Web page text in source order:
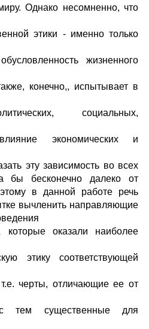
Однако несомненно, что
этики - именно только
жизненного
конечно,, испытывает в
социальных,
экономических и
эту зависимость во всех
бы бесконечно далеко от
в данной работе речь
вычленить направляющие
которые оказали наиболее
этику соответствующей
черты, отличающие ее от
тем существенные для